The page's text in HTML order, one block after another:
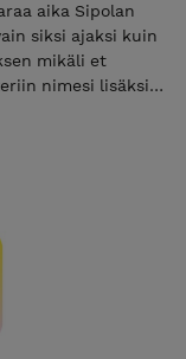
mikäli et